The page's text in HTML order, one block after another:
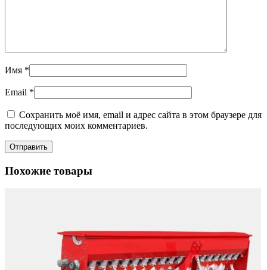
Имя *
Email *
Сохранить моё имя, email и адрес сайта в этом браузере для
последующих моих комментариев.
Похожие товары